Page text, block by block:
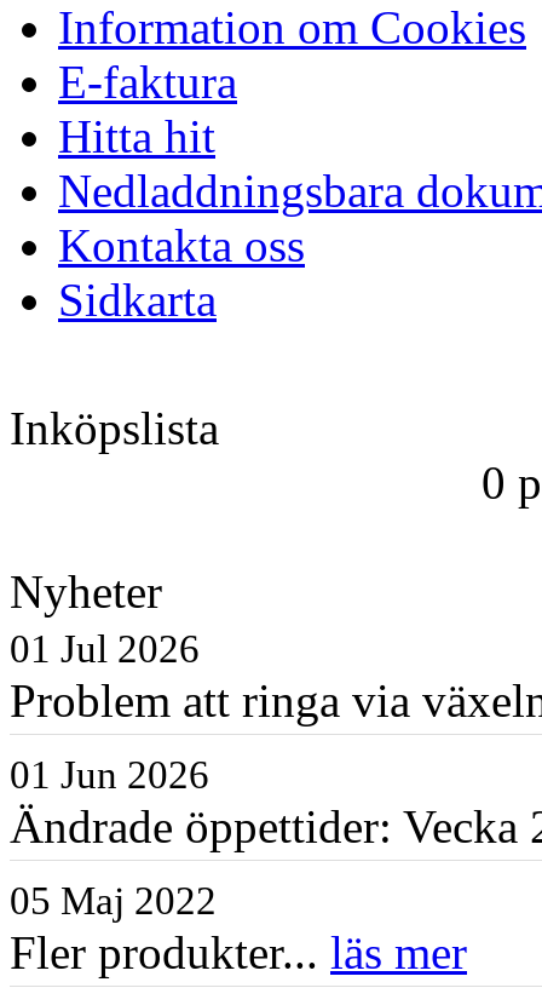
Information om Cookies
E-faktura
Hitta hit
Nedladdningsbara
Kontakta oss
Sidkarta
Inköpslista
0
Nyheter
01 Jul 2026
Problem att ringa via
01 Jun 2026
Ändrade öppettider:
05 Maj 2022
Fler produkter... läs mer